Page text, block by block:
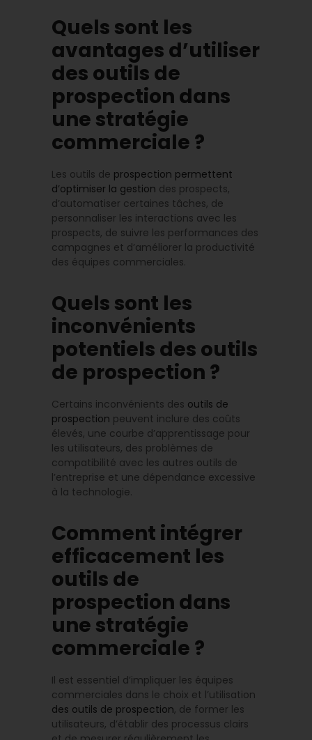
Quels sont les
avantages d’utiliser
des outils de
prospection dans
une stratégie
commerciale ?
Les outils de prospection permettent
d’optimiser la gestion des prospects,
d’automatiser certaines tâches, de
personnaliser les interactions avec les
prospects, de suivre les performances des
campagnes et d’améliorer la productivité
des équipes commerciales.
Quels sont les
inconvénients
potentiels des outils
de prospection ?
Certains inconvénients des outils de
prospection peuvent inclure des coûts
élevés, une courbe d’apprentissage pour
les utilisateurs, des problèmes de
compatibilité avec les autres outils de
l’entreprise et une dépendance excessive
à la technologie.
Comment intégrer
efficacement les
outils de
prospection dans
une stratégie
commerciale ?
Il est essentiel d’impliquer les équipes
commerciales dans le choix et l’utilisation
des outils de prospection, de former les
utilisateurs, d’établir des processus clairs